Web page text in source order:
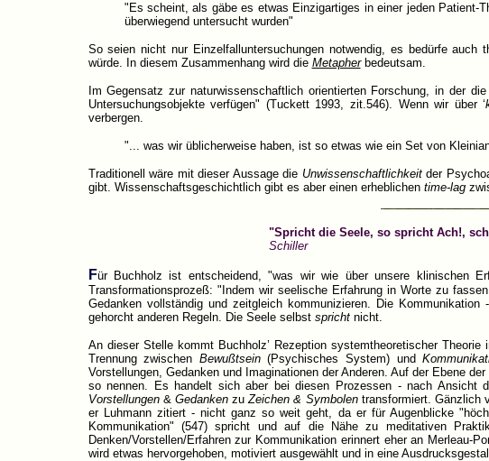
"Es scheint, als gäbe es etwas Einzigartiges in einer jeden Patient-
überwiegend untersucht wurden"
So seien nicht nur Einzelfalluntersuchungen notwendig, es bedürfe auch
würde. In diesem Zusammenhang wird die Metapherbedeutsam.
Im Gegensatz zur naturwissenschaftlich orientierten Forschung, in der
Untersuchungsobjekte verfügen" (Tuckett 1993, zit.546). Wenn wir über ‘
verbergen.
"... was wir üblicherweise haben, ist so etwas wie ein Set von
Traditionell wäre mit dieser Aussage die Unwissenschaftlichkeitder
gibt. Wissenschaftsgeschichtlich gibt es aber einen erheblichen time-lag
"Spricht die Seele, so spricht Ach!,
Schiller
Für Buchholz ist entscheidend, "was wir wie über unsere klinischen
Transformationsprozeß: "Indem wir seelische Erfahrung in Worte zu
Gedanken vollständig und zeitgleich kommunizieren. Die Kommunikation
gehorcht anderen Regeln. Die Seele selbst sprichtnicht.
An dieser Stelle kommt Buchholz’ Rezeption systemtheoretischer
Trennung zwischen Bewußtsein(Psychisches System) und
Vorstellungen, Gedanken und Imaginationen der Anderen. Auf der Ebene
so nennen. Es handelt sich aber bei diesen Prozessen - nach Ansicht
Vorstellungen& GedankenzuZeichen & Symbolentransformiert. Gänzlich
er Luhmann zitiert - nicht ganz so weit geht, da er für Augenblicke
Kommunikation" (547) spricht und auf die Nähe zu meditativen
Denken/Vorstellen/Erfahren zur Kommunikation erinnert eher an Merleau-
wird etwas hervorgehoben, motiviert ausgewählt und in eine